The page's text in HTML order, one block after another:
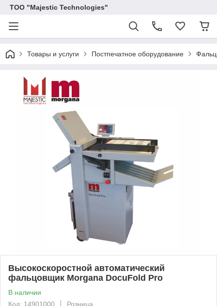
ТОО "Majestic Technologies"
Товары и услуги Постпечатное оборудование
Высокоскоростной автоматический
фальцовщик Morgana DocuFold Pro
В наличии
Код: 14901000
Розница